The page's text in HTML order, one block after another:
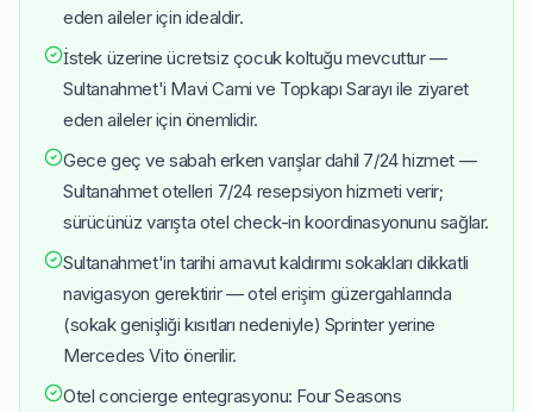
eden aileler için idealdir.
İstek üzerine ücretsiz çocuk koltuğu mevcuttur —
Sultanahmet'i Mavi Cami ve Topkapı Sarayı ile ziyaret
eden aileler için önemlidir.
Gece geç ve sabah erken varışlar dahil 7/24 hizmet —
Sultanahmet otelleri 7/24 resepsiyon hizmeti verir;
sürücünüz varışta otel check-in koordinasyonunu sağlar.
Sultanahmet'in tarihi arnavut kaldırımı sokakları dikkatli
navigasyon gerektirir — otel erişim güzergahlarında
(sokak genişliği kısıtları nedeniyle) Sprinter yerine
Mercedes Vito önerilir.
Otel concierge entegrasyonu: Four Seasons